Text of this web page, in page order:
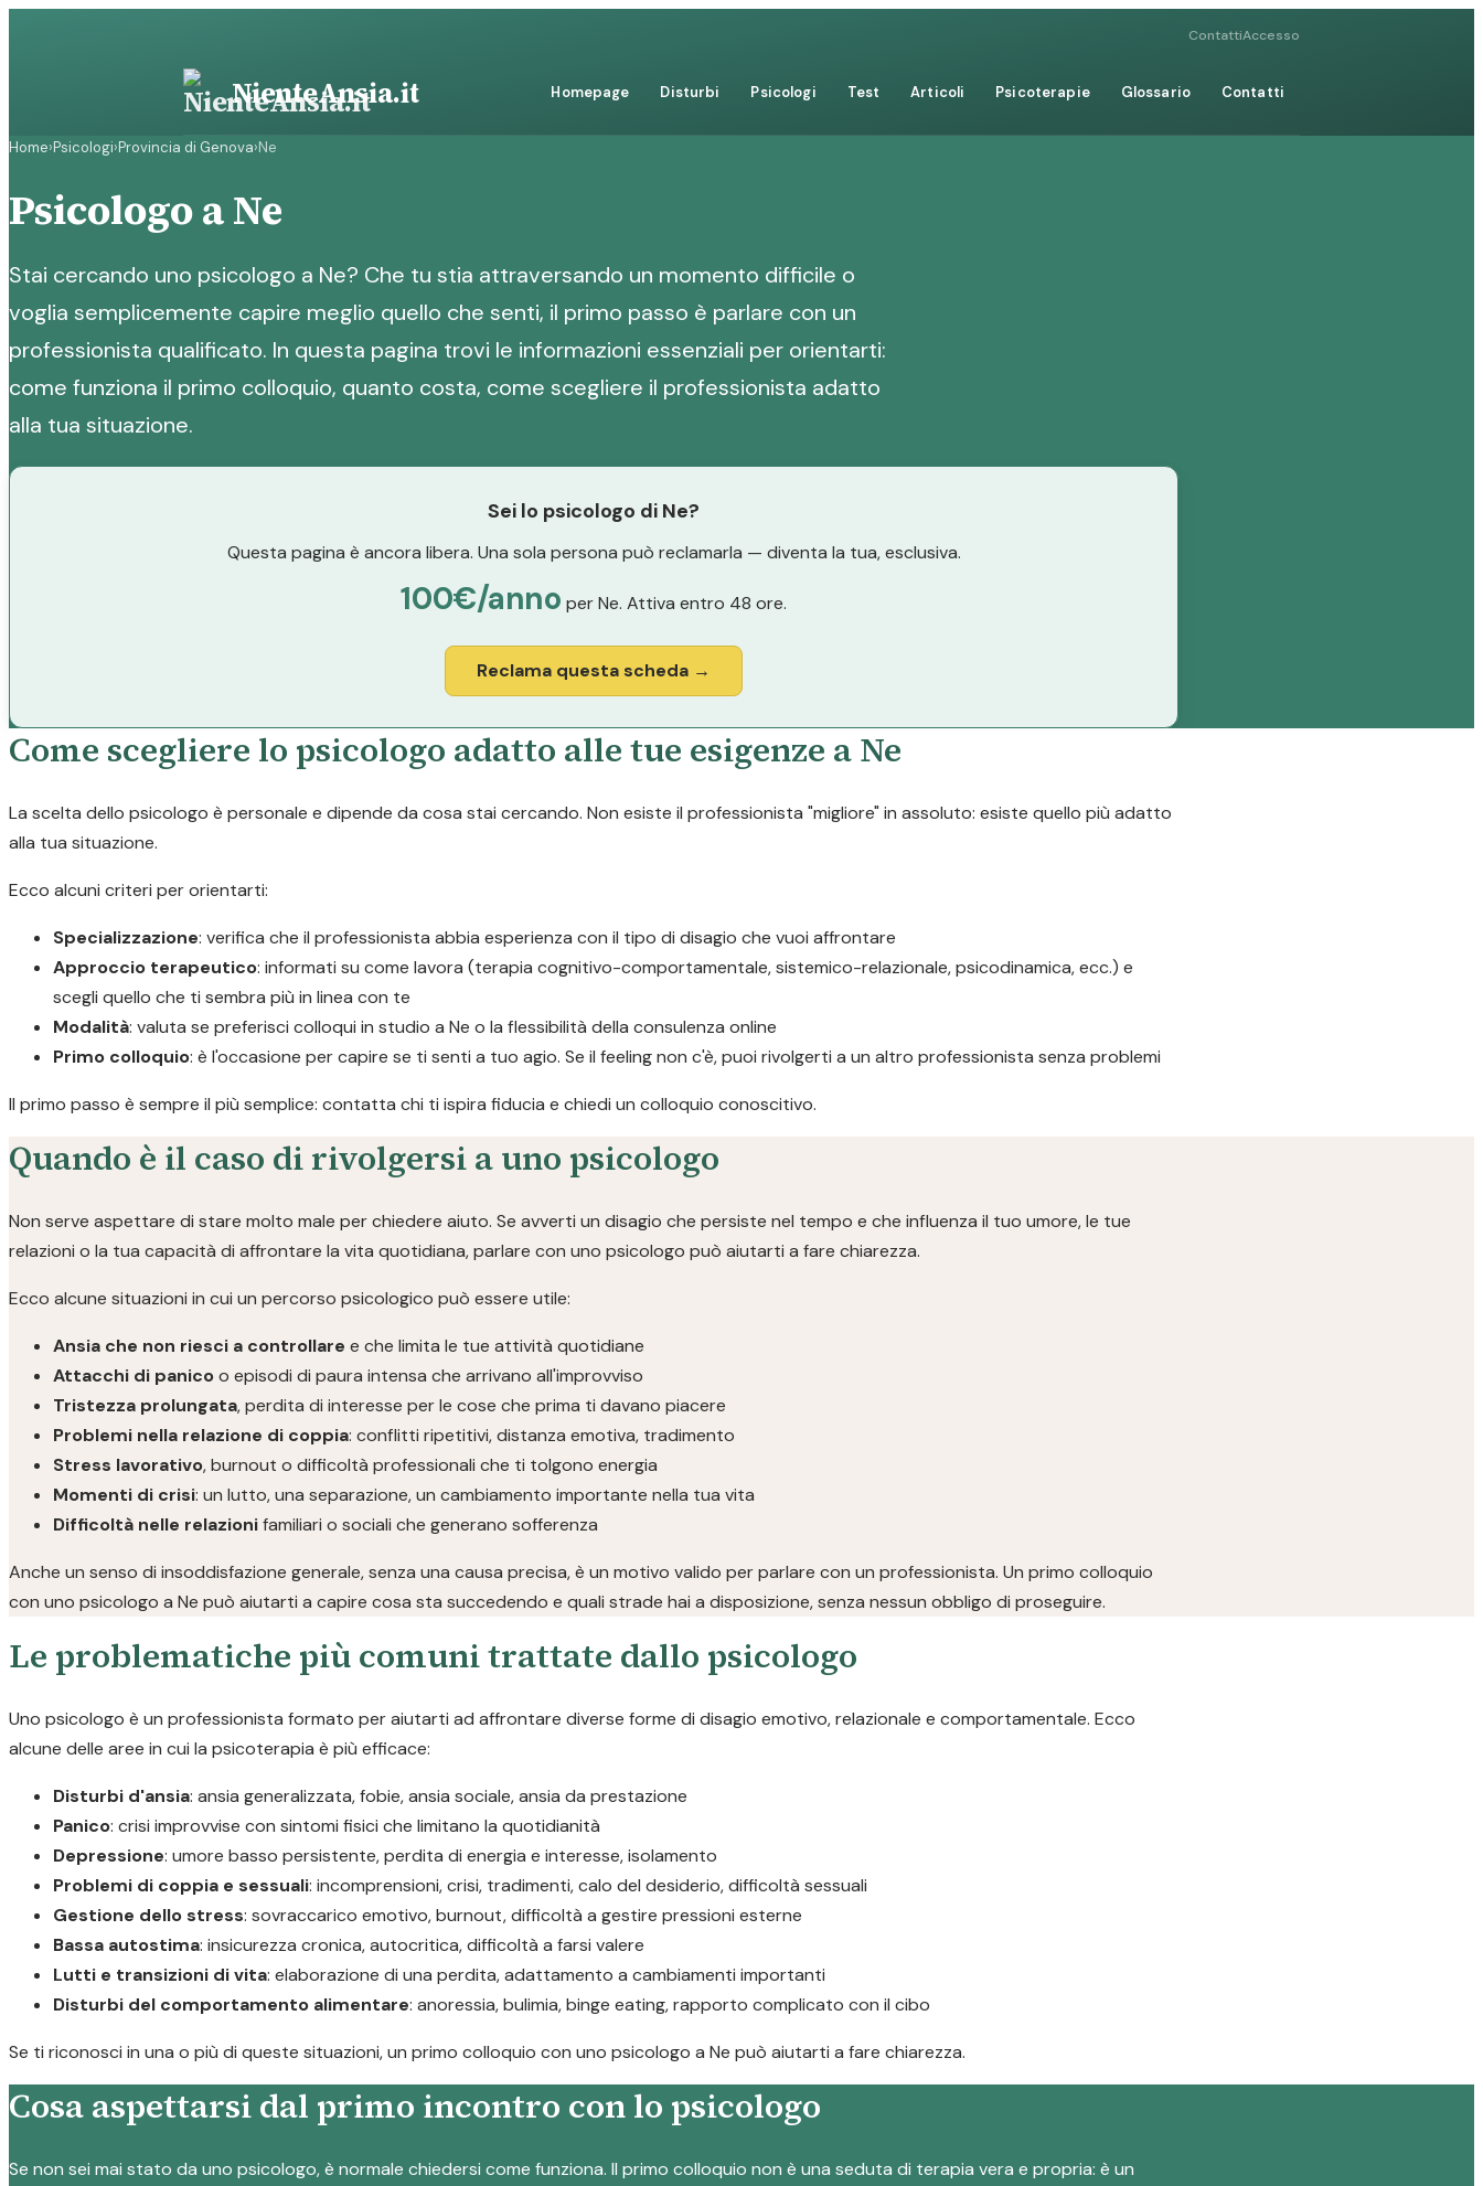
ContattiAccesso
NienteAnsia.it Homepage Disturbi Psicologi Test Articoli Psicoterapie Glossario Contatti
Home›Psicologi›Provincia di Genova›Ne
Psicologo a Ne
Stai cercando uno psicologo a Ne? Che tu stia attraversando un momento difficile o
voglia semplicemente capire meglio quello che senti, il primo passo è parlare con un
professionista qualificato. In questa pagina trovi le informazioni essenziali per orientarti:
come funziona il primo colloquio, quanto costa, come scegliere il professionista adatto
alla tua situazione.
Sei lo psicologo di Ne?
Questa pagina è ancora libera. Una sola persona può reclamarla — diventa la tua, esclusiva.
100€/anno per Ne. Attiva entro 48 ore.
Reclama questa scheda →
Come scegliere lo psicologo adatto alle tue esigenze a Ne
La scelta dello psicologo è personale e dipende da cosa stai cercando. Non esiste il professionista "migliore" in assoluto: esiste quello più adatto
alla tua situazione.
Ecco alcuni criteri per orientarti:
Specializzazione: verifica che il professionista abbia esperienza con il tipo di disagio che vuoi affrontare
Approccio terapeutico: informati su come lavora (terapia cognitivo-comportamentale, sistemico-relazionale, psicodinamica, ecc.) e
scegli quello che ti sembra più in linea con te
Modalità: valuta se preferisci colloqui in studio a Ne o la flessibilità della consulenza online
Primo colloquio: è l'occasione per capire se ti senti a tuo agio. Se il feeling non c'è, puoi rivolgerti a un altro professionista senza problemi
Il primo passo è sempre il più semplice: contatta chi ti ispira fiducia e chiedi un colloquio conoscitivo.
Quando è il caso di rivolgersi a uno psicologo
Non serve aspettare di stare molto male per chiedere aiuto. Se avverti un disagio che persiste nel tempo e che influenza il tuo umore, le tue
relazioni o la tua capacità di affrontare la vita quotidiana, parlare con uno psicologo può aiutarti a fare chiarezza.
Ecco alcune situazioni in cui un percorso psicologico può essere utile:
Ansia che non riesci a controllare e che limita le tue attività quotidiane
Attacchi di panicoo episodi di paura intensa che arrivano all'improvviso
Tristezza prolungata, perdita di interesse per le cose che prima ti davano piacere
Problemi nella relazione di coppia: conflitti ripetitivi, distanza emotiva, tradimento
Stress lavorativo, burnout o difficoltà professionali che ti tolgono energia
Momenti di crisi: un lutto, una separazione, un cambiamento importante nella tua vita
Difficoltà nelle relazionifamiliari o sociali che generano sofferenza
Anche un senso di insoddisfazione generale, senza una causa precisa, è un motivo valido per parlare con un professionista. Un primo colloquio
con uno psicologo a Ne può aiutarti a capire cosa sta succedendo e quali strade hai a disposizione, senza nessun obbligo di proseguire.
Le problematiche più comuni trattate dallo psicologo
Uno psicologo è un professionista formato per aiutarti ad affrontare diverse forme di disagio emotivo, relazionale e comportamentale. Ecco
alcune delle aree in cui la psicoterapia è più efficace:
Disturbi d'ansia: ansia generalizzata, fobie, ansia sociale, ansia da prestazione
Panico: crisi improvvise con sintomi fisici che limitano la quotidianità
Depressione: umore basso persistente, perdita di energia e interesse, isolamento
Problemi di coppia e sessuali: incomprensioni, crisi, tradimenti, calo del desiderio, difficoltà sessuali
Gestione dello stress: sovraccarico emotivo, burnout, difficoltà a gestire pressioni esterne
Bassa autostima: insicurezza cronica, autocritica, difficoltà a farsi valere
Lutti e transizioni di vita: elaborazione di una perdita, adattamento a cambiamenti importanti
Disturbi del comportamento alimentare: anoressia, bulimia, binge eating, rapporto complicato con il cibo
Se ti riconosci in una o più di queste situazioni, un primo colloquio con uno psicologo a Ne può aiutarti a fare chiarezza.
Cosa aspettarsi dal primo incontro con lo psicologo
Se non sei mai stato da uno psicologo, è normale chiedersi come funziona. Il primo colloquio non è una seduta di terapia vera e propria: è un